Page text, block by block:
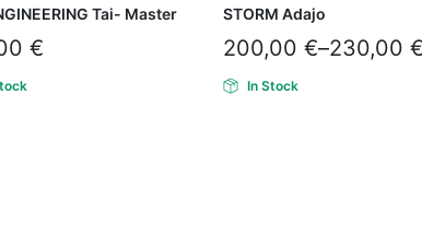
Tai- Master
€
STORM Adajo
200,00 €–230,00 €
In Stock